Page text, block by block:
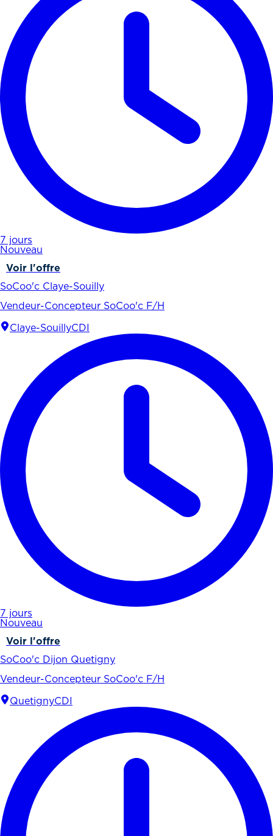
7 jours
Nouveau
Voir l'offre
SoCoo'c Claye-Souilly
Vendeur-Concepteur SoCoo'c F/H
Claye-SouillyCDI
7 jours
Nouveau
Voir l'offre
SoCoo'c Dijon Quetigny
Vendeur-Concepteur SoCoo'c F/H
QuetignyCDI